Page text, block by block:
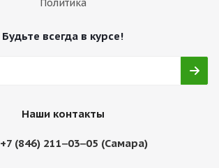
Политика
Будьте всегда в курсе!
Наши контакты
+7 (846) 211‒03‒05 (Самара)